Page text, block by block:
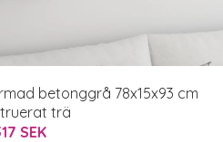
betonggrå 78x15x93 cm
trä
SEK